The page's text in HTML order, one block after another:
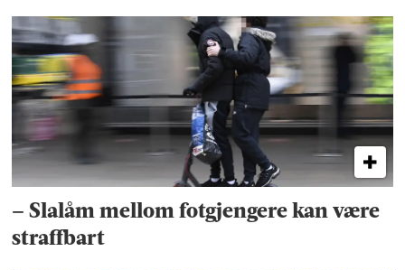
– Slalåm mellom fotgjengere kan være
straffbart